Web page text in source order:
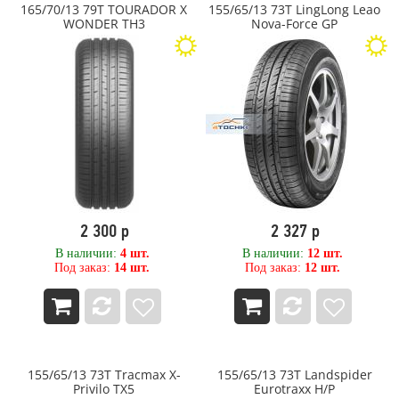
280
285
32
320
325
33
335
350
EVERGREEN
Exmile
Falken
FIREMAX
Firestone
FORCELAND
Forerunner
Formula
Fortune
Forward
FORZA
Galaxy (Yokohama ATG)
General
General Tire
Gislaved
GiTi
GOODRIDE
GRI
165/70/13 79T TOURADOR X
WONDER TH3
2 300 р
В наличии: 4 шт.
Под заказ: 14 шт.
155/65/13 73T LingLong Leao
Nova-Force GP
2 327 р
В наличии: 12 шт.
Под заказ: 12 шт.
155/65/13 73T Tracmax X-
Privilo TX5
155/65/13 73T Landspider
Eurotraxx H/P